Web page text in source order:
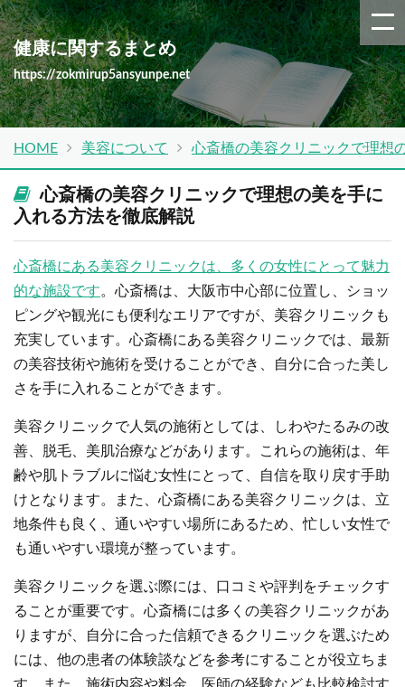
健康に関するまとめ
https://zokmirup5ansyunpe.net
HOME 美容について 心斎橋の美容クリニックで理想
心斎橋の美容クリニックで理想の美を手に
入れる方法を徹底解説
心斎橋にある美容クリニックは、多くの女性にとって魅力
的な施設です。心斎橋は、大阪市中心部に位置し、ショッ
ピングや観光にも便利なエリアですが、美容クリニックも
充実しています。心斎橋にある美容クリニックでは、最新
の美容技術や施術を受けることができ、自分に合った美し
さを手に入れることができます。
美容クリニックで人気の施術としては、しわやたるみの改
善、脱毛、美肌治療などがあります。これらの施術は、年
齢や肌トラブルに悩む女性にとって、自信を取り戻す手助
けとなります。また、心斎橋にある美容クリニックは、立
地条件も良く、通いやすい場所にあるため、忙しい女性で
も通いやすい環境が整っています。
美容クリニックを選ぶ際には、口コミや評判をチェックす
ることが重要です。心斎橋には多くの美容クリニックがあ
りますが、自分に合った信頼できるクリニックを選ぶため
には、他の患者の体験談などを参考にすることが役立ちま